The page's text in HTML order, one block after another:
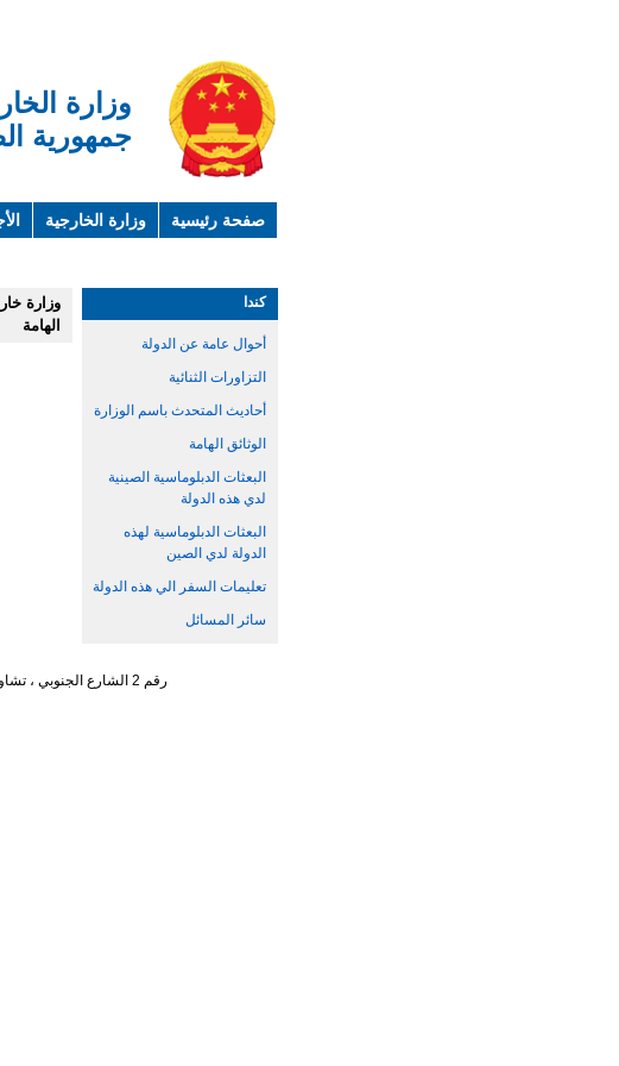
وزارة
جمهورية
صفحة رئيسية وزارة الخارجية
كندا
أحوال عامة عن الدولة
التزاورات الثنائية
أحاديث المتحدث باسم الوزارة
الوثائق الهامة
البعثات الدبلوماسية الصينية
لدي هذه الدولة
البعثات الدبلوماسية لهذه
الدولة لدي الصين
تعليمات السفر الي هذه الدولة
سائر المسائل
وزارة
الهامة
رقم 2 الشارع الجنوبي ، تشاو يانغ من ، حي تشاو يانغ ، مدينة بكين رقم البريد : 100701 التليفون : 65961114 - 10 - 86 +